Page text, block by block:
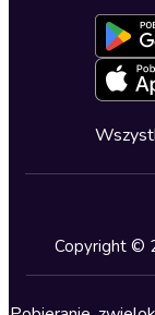
Dla młodzieży
Kryminały
Lektury szkolne
Oferta
Blog
Cykle
Copyright ©